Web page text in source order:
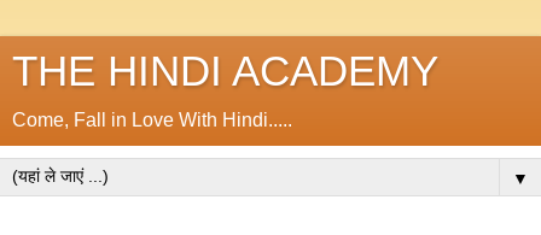
THE HINDI ACADEMY
Come, Fall in Love With Hindi.....
▼